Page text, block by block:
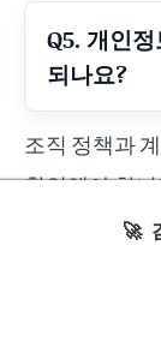
Q5. 개인
되나요?
조직 정책과
확인해야 합
전략처럼 민
업무용 계정
🚀